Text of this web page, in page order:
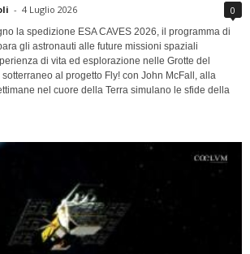
- 4 Luglio 2026 0
la spedizione ESA CAVES 2026, il programma di
gli astronauti alle future missioni spaziali
di vita ed esplorazione nelle Grotte del
al progetto Fly! con John McFall, alla
nel cuore della Terra simulano le sfide della